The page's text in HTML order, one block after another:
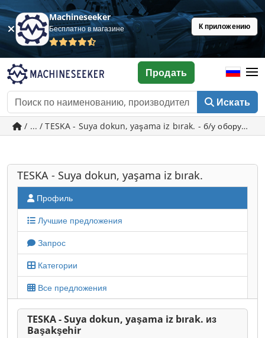
Machineseeker
Бесплатно в магазине К приложению
Искать
Продать
/ ... / TESKA - Suya dokun, yaşama iz bırak. - б/у
TESKA - Suya dokun, yaşama iz bırak.
Профиль
Лучшие предложения
Запрос
Категории
Все предложения
TESKA - Suya dokun, yaşama iz bırak. из
Başakşehir